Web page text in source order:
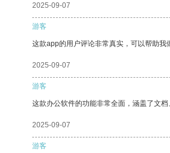
2025-09-07
游客
这款app的用户评论非常真实，可以帮助我
2025-09-07
游客
这款办公软件的功能非常全面，涵盖了文
2025-09-07
游客